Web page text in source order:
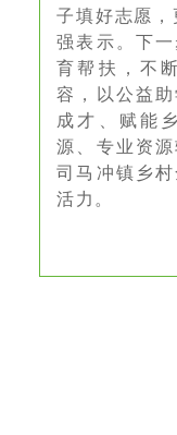
子填好志愿，
强表示。下
育帮扶，不
容，以公益
成才、赋能
源、专业资
司马冲镇乡
活力。